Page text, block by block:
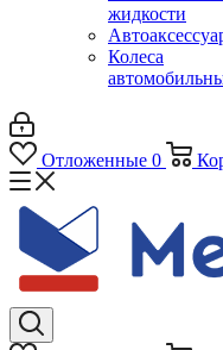
жидкости
Колеса
Отложенные 0